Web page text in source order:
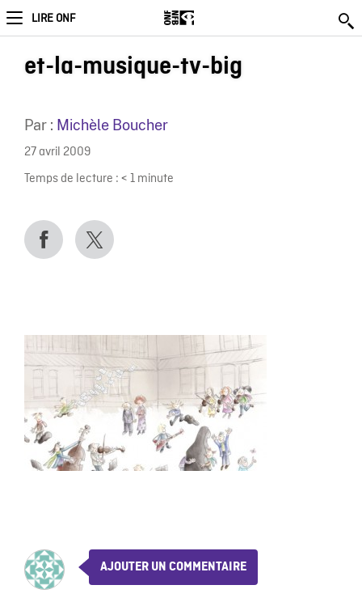
LIRE ONF
et-la-musique-tv-big
Par : Michèle Boucher
27 avril 2009
Temps de lecture : < 1 minute
AJOUTER UN COMMENTAIRE